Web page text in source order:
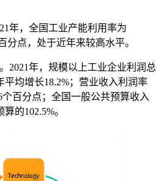
年，全国工业产能利用率为
分点，处于近年来较高水平。
2021年，规模以上工业企业利润总
平均增长18.2%；营业收入利润率
个百分点；全国一般公共预算收入
的102.5%。